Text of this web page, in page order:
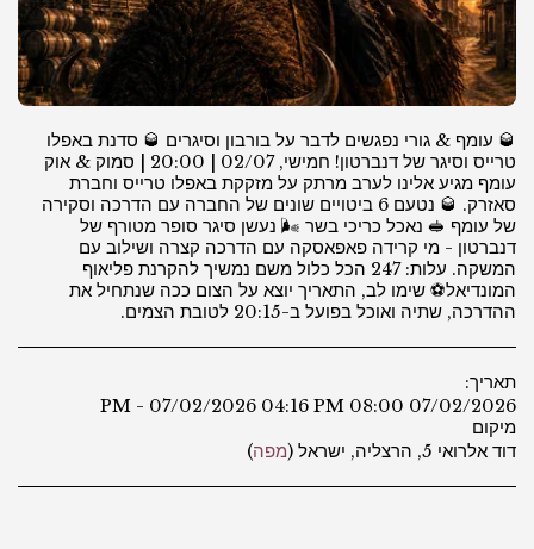
🥃 עומף & גורי נפגשים לדבר על בורבון וסיגרים 🥃 סדנת באפלו
טרייס וסיגר של דנברטון! חמישי, 02/07 | 20:00 | סמוק & אוק
עומף מגיע אלינו לערב מרתק על מזקקת באפלו טרייס וחברת
סאזרק. 🥃 נטעם 6 ביטויים שונים של החברה עם הדרכה וסקירה
של עומף 🥪 נאכל כריכי בשר 🌬️ נעשן סיגר סופר מטורף של
דנברטון - מי קרידה פאפאסקה עם הדרכה קצרה ושילוב עם
המשקה. עלות: 247 הכל כלול משם נמשיך להקרנת פליאוף
המונדיאל⚽️ שימו לב, התאריך יוצא על הצום ככה שנתחיל את
ההדרכה, שתיה ואוכל בפועל ב-20:15 לטובת הצמים.
תאריך:
07/02/2026 08:00 PM - 07/02/2026 04:16 PM
מיקום
דוד אלרואי 5, הרצליה, ישראל (
מפה)